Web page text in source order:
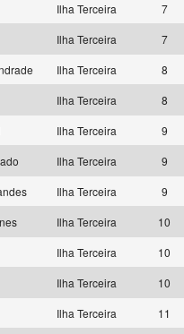
Ilha Terceira
7
Ilha Terceira
7
Ilha Terceira
8
Ilha Terceira
8
Ilha Terceira
9
Ilha Terceira
9
Ilha Terceira
9
Ilha Terceira
10
Ilha Terceira
10
Ilha Terceira
10
Ilha Terceira
11